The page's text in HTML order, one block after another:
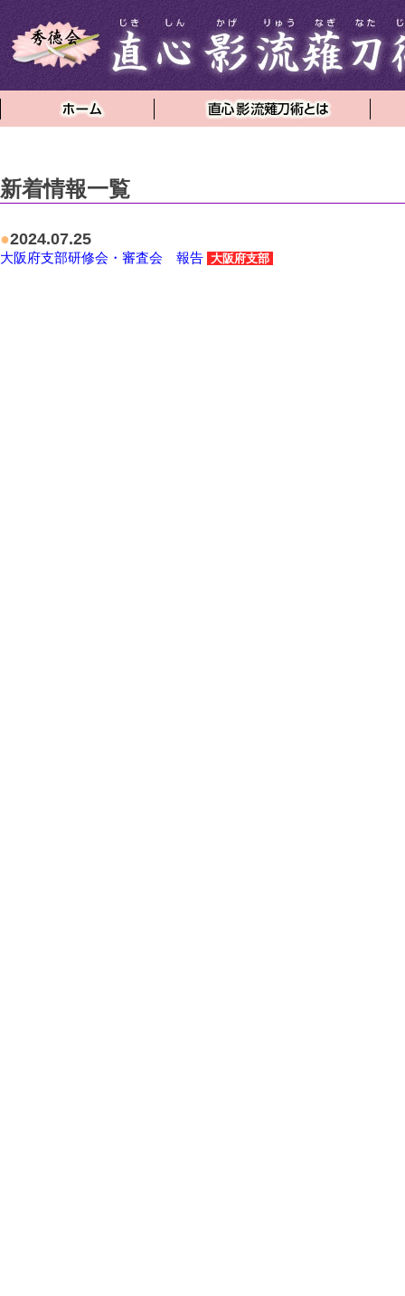
新着情報一覧
●2024.07.25
大阪府支部研修会・審査会 報告 大阪府支部